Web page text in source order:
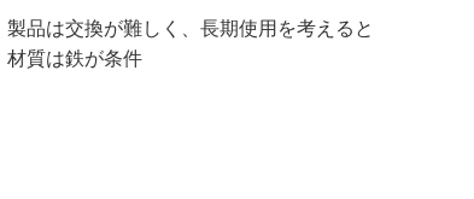
製品は交換が難しく、長期使用を考えると
材質は鉄が条件